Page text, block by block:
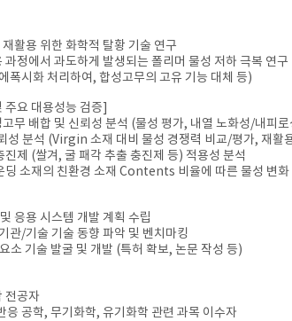
활용 위한 화학적 탈황 기술 연구
과정에서 과도하게 발생되는 폴리머 물성 저하 극복 연구
폭시화 처리하여, 합성고무의 고유 기능 대체 등)
주요 대용성능 검증]
무 배합 및 신뢰성 분석 (물성 평가, 내열 노화성/내피로
성 분석 (Virgin 소재 대비 물성 경쟁력 비교/평가, 재
진제 (쌀겨, 굴 패각 추출 충진제 등) 적용성 분석
딩 소재의 친환경 소재 Contents 비율에 따른 물성 변화
응용 시스템 개발 계획 수립
관/기술 기술 동향 파악 및 벤치마킹
소 기술 발굴 및 개발 (특허 확보, 논문 작성 등)
전공자
응 공학, 무기화학, 유기화학 관련 과목 이수자